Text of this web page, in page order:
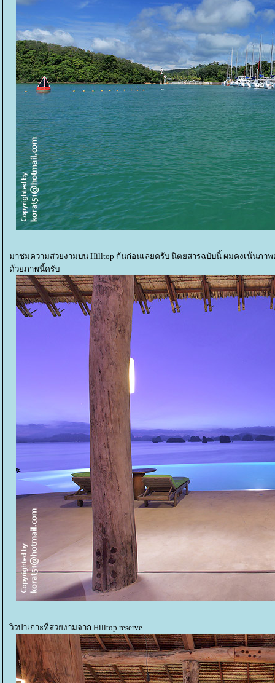
มาชมความสวยงามบน Hilltop กันก่อนเลยครับ นิตยสารฉบับนี้ ผมคงเน้นภา
ด้วยภาพนี้ครับ
วิวป่าเกาะที่สวยงามจาก Hilltop reserve